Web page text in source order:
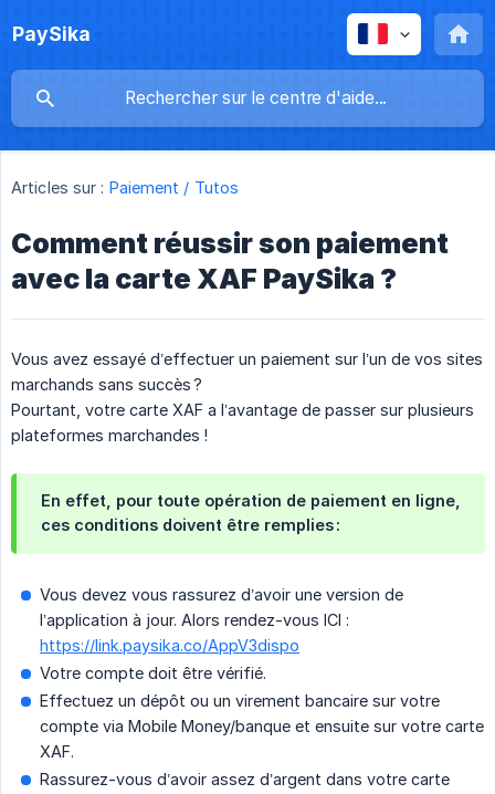
PaySika
Articles sur : Paiement / Tutos
Comment réussir son paiement
avec la carte XAF PaySika ?
Vous avez essayé d’effectuer un paiement sur l’un de vos sites
marchands sans succès ?
Pourtant, votre carte XAF a l’avantage de passer sur plusieurs
plateformes marchandes !
En effet, pour toute opération de paiement en ligne,
ces conditions doivent être remplies :
Vous devez vous rassurez d’avoir une version de
l’application à jour. Alors rendez-vous ICI :
https://link.paysika.co/AppV3dispo
Votre compte doit être vérifié.
Effectuez un dépôt ou un virement bancaire sur votre
compte via Mobile Money/banque et ensuite sur votre carte
XAF.
Rassurez-vous d’avoir assez d’argent dans votre carte